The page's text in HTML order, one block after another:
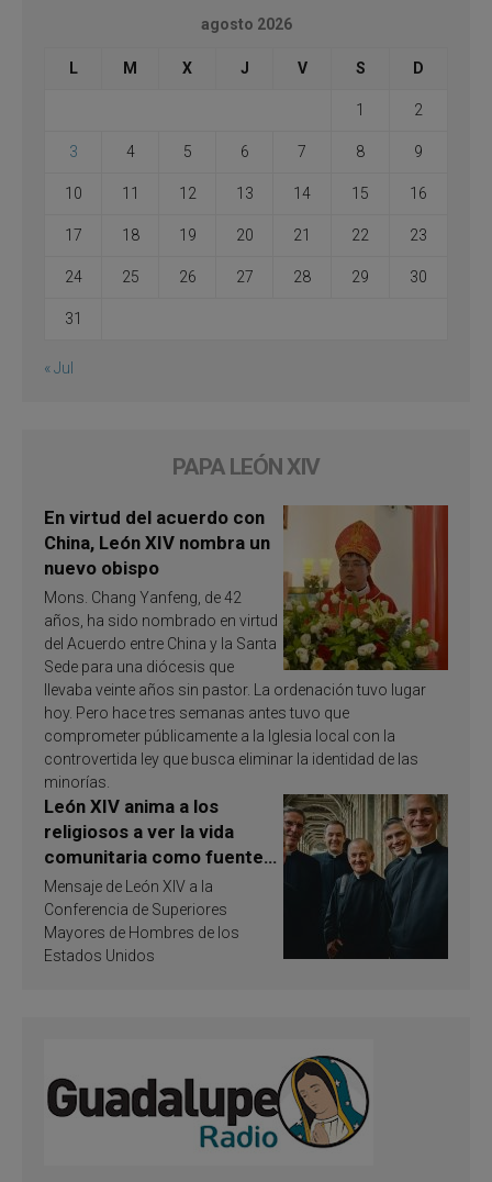
agosto 2026
L M X J V S D
1 2
3 4 5 6 7 8 9
10 11 12 13 14 15 16
17 18 19 20 21 22 23
24 25 26 27 28 29 30
31
« Jul
PAPA LEÓN XIV
En virtud del acuerdo con
China, León XIV nombra un
nuevo obispo
Mons. Chang Yanfeng, de 42
años, ha sido nombrado en virtud
del Acuerdo entre China y la Santa
Sede para una diócesis que
llevaba veinte años sin pastor. La ordenación tuvo lugar
hoy. Pero hace tres semanas antes tuvo que
comprometer públicamente a la Iglesia local con la
controvertida ley que busca eliminar la identidad de las
minorías.
León XIV anima a los
religiosos a ver la vida
comunitaria como fuente
de inspiración y
santificación
Mensaje de León XIV a la
Conferencia de Superiores
Mayores de Hombres de los
Estados Unidos